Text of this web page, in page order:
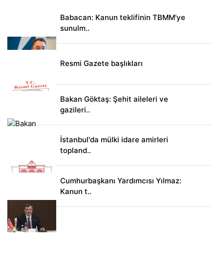
Babacan: Kanun teklifinin TBMM'ye
sunulm..
Resmi Gazete başlıkları
Bakan Göktaş: Şehit aileleri ve
gazileri..
İstanbul'da mülki idare amirleri
topland..
Cumhurbaşkanı Yardımcısı Yılmaz:
Kanun t..